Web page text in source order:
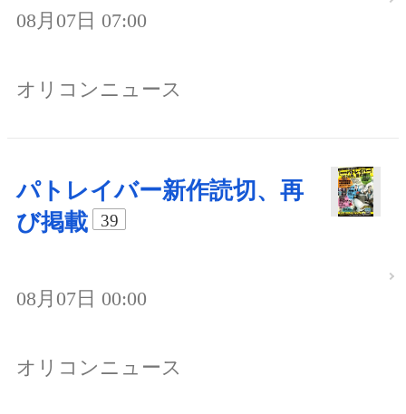
08月07日 07:00
オリコンニュース
パトレイバー新作読切、再
び掲載
39
08月07日 00:00
オリコンニュース